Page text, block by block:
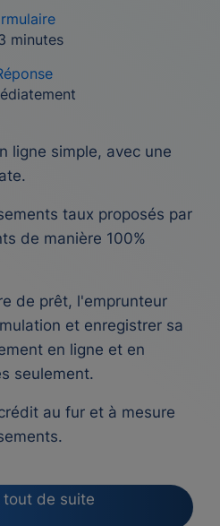
minutes
ligne simple, avec une
taux proposés par
de manière 100%
de prêt, l'emprunteur
et enregistrer sa
en ligne et en
seulement.
au fur et à mesure
tout de suite